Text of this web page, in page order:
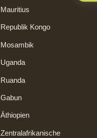
Mauritius
Republik Kongo
Mosambik
Uganda
Ruanda
Gabun
Äthiopien
Zentralafrikanische